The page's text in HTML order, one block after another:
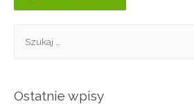
Ostatnie wpisy